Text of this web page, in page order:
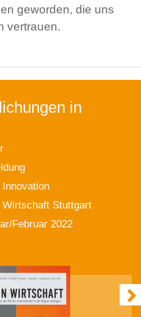
geworden, die uns
vertrauen.
in
Wirtschaft Stuttgart
Februar 2022